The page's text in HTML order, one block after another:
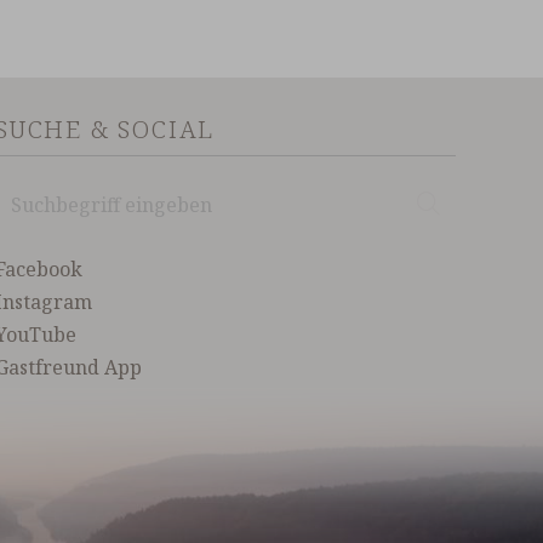
& SOCIAL
Suchbegriff
App